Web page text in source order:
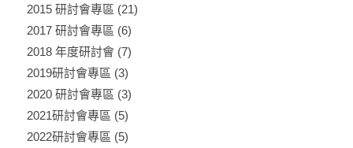
2015 研討會專區 (21)
2017 研討會專區 (6)
2018 年度研討會(7)
2019研討會專區 (3)
2020 研討會專區 (3)
2021研討會專區 (5)
2022研討會專區 (5)